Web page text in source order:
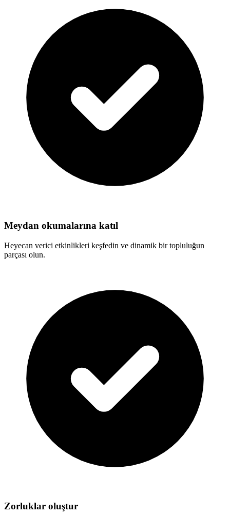
Meydan okumalarına katıl
Heyecan verici etkinlikleri keşfedin ve dinamik bir topluluğun
parçası olun.
Zorluklar oluştur